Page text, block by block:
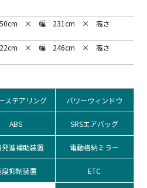
× 幅 231cm × 高さ
× 幅 246cm × 高さ
ステアリング
パワーウィンドウ
ABS SRSエアバッグ
進補助装置 電動格納ミラー
度抑制装置 ETC